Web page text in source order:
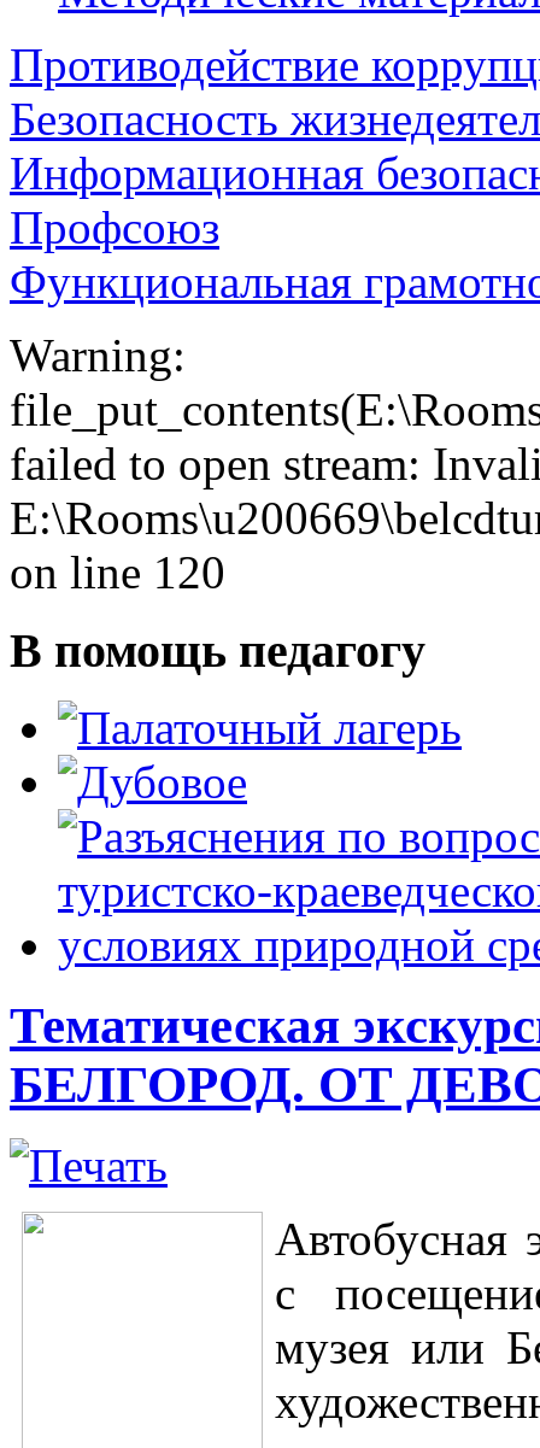
Противодействие
Безопасность
Информационная
Профсоюз
Функциональная
Warning:
failed to open stream:
on line 120
В помощь педагогу
Тематическая
БЕЛГОРОД. ОТ
Автобусная
с
музея или